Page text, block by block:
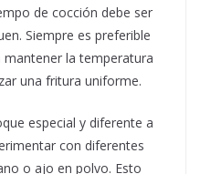
de cocción debe ser
Siempre es preferible
la temperatura
una fritura uniforme.
especial y diferente a
con diferentes
o ajo en polvo. Esto